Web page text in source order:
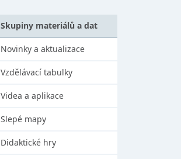
Skupiny materiálů a dat
Novinky a aktualizace
Vzdělávací tabulky
Videa a aplikace
Slepé mapy
Didaktické hry